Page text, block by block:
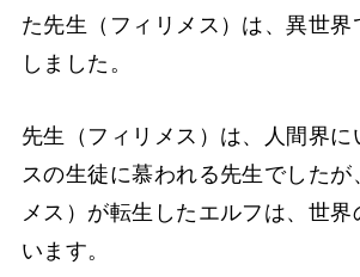
た先生（フィリメス）は、異世界
しました。
先生（フィリメス）は、人間界に
スの生徒に慕われる先生でしたが
メス）が転生したエルフは、世界
います。